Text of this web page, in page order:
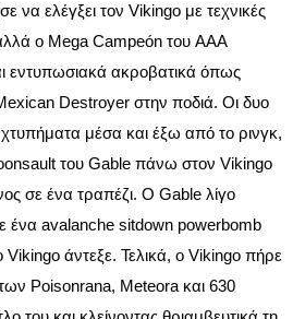
ελέγξει τον Vikingo με τεχνικές
ο Mega Campeón του AAA
εντυπωσιακά ακροβατικά όπως
Destroyer στην ποδιά. Οι δυο
μέσα και έξω από το ρινγκ,
του Gable πάνω στον Vikingo
σε ένα τραπέζι. Ο Gable λίγο
ένα avalanche sitdown powerbomb
άντεξε. Τελικά, ο Vikingo πήρε
Poisonrana, Meteora και 630